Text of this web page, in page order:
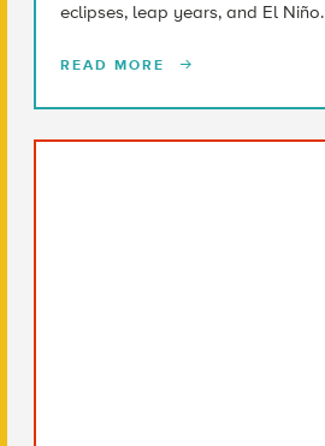
eclipses, leap years, and El Niño.
READ MORE